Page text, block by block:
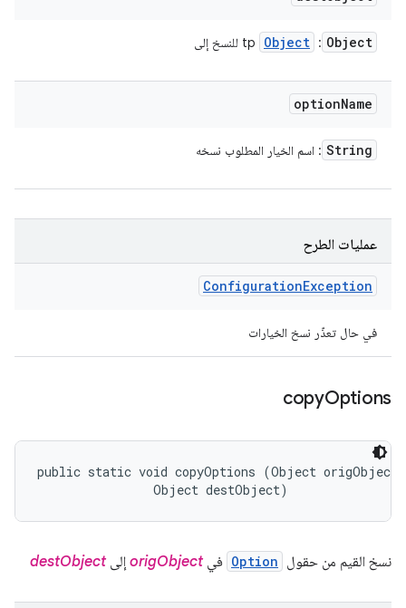
Object
:
Object
optionName
String : اسم الخيار المطلوب نسخه
عمليات الطرح
ConfigurationException
في حال تعذّر نسخ الخيارات
copyOptions
public static void copyOptions (Object
                Object destObject)
نسخ القيم من حقول Option فيorigObject إلىdestObject